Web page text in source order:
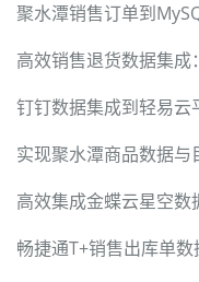
聚水潭销售订单到
高效销售退货数据集
钉钉数据集成到轻易
实现聚水潭商品数据
高效集成金蝶云星空
畅捷通T+销售出库单